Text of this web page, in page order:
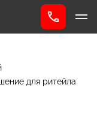
для ритейла